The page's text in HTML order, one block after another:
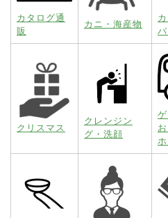
カタログ通
販
カニ・海産物
クリスマス
クレンジン
グ・洗顔